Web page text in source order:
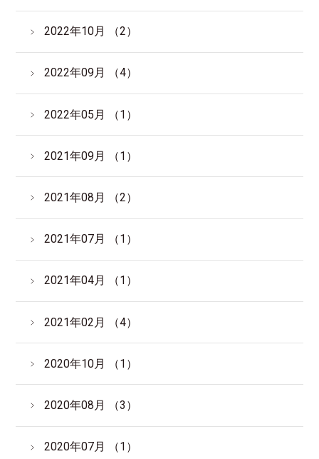
2022年10月 （2）
2022年09月 （4）
2022年05月 （1）
2021年09月 （1）
2021年08月 （2）
2021年07月 （1）
2021年04月 （1）
2021年02月 （4）
2020年10月 （1）
2020年08月 （3）
2020年07月 （1）